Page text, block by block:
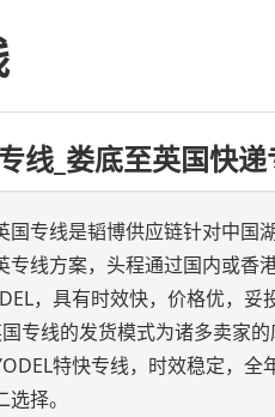
线_娄底至英国快
国专线是韬博供应链针对中国
专线方案，头程通过国内或香
，具有时效快，价格优，
专线的发货模式为诸多卖家
特快专线，时效稳定，
择。